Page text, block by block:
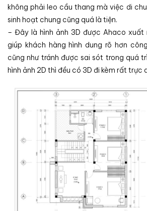
không phải leo cầu thang mà việc di
sinh hoạt chung cũng quá là tiện.
– Đây là hình ảnh 3D được Ahaco xuất
giúp khách hàng hình dung rõ hơn
cũng như tránh được sai sót trong quá
hình ảnh 2D thì đều có 3D đi kèm rất trực